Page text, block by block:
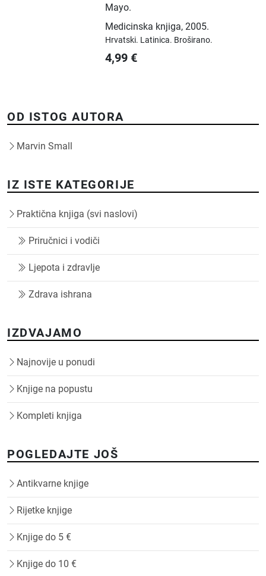
Mayo.
Medicinska knjiga,2005.
Hrvatski. Latinica. Broširano.
4,99 €
OD ISTOG AUTORA
Marvin Small
IZ ISTE KATEGORIJE
Praktična knjiga (svi naslovi)
Priručnici i vodiči
Ljepota i zdravlje
Zdrava ishrana
IZDVAJAMO
Najnovije u ponudi
Knjige na popustu
Kompleti knjiga
POGLEDAJTE JOŠ
Antikvarne knjige
Rijetke knjige
Knjige do 5 €
Knjige do 10 €